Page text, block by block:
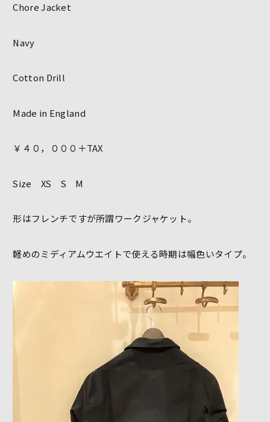
Chore Jacket
Navy
Cotton Drill
Made in England
￥４０，０００＋TAX
Size XS S M
形はフレンチですが所謂ワークジャケット。
軽めのミディアムウエイトで使える時期は幅色いタイプ。